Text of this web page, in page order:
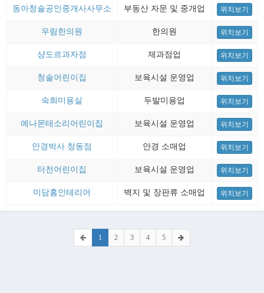
동아청솔공인중개사사무소 부동산 자문 및 중개업 위치보기
우림한의원 한의원 위치보기
샹도르과자점 제과점업 위치보기
청솔어린이집 보육시설 운영업 위치보기
숙희미용실 두발미용업 위치보기
예나몬테소리어린이집 보육시설 운영업 위치보기
안경박사 창동점 안경 소매업 위치보기
터전어린이집 보육시설 운영업 위치보기
미담홈인테리어 벽지 및 장판류 소매업 위치보기
1 2 3 4 5